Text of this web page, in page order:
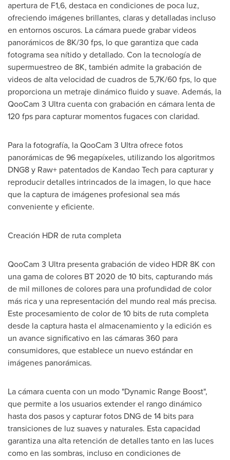
apertura de F1,6, destaca en condiciones de poca luz,
ofreciendo imágenes brillantes, claras y detalladas incluso
en entornos oscuros. La cámara puede grabar videos
panorámicos de 8K/30 fps, lo que garantiza que cada
fotograma sea nítido y detallado. Con la tecnología de
supermuestreo de 8K, también admite la grabación de
videos de alta velocidad de cuadros de 5,7K/60 fps, lo que
proporciona un metraje dinámico fluido y suave. Además, la
QooCam 3 Ultra cuenta con grabación en cámara lenta de
120 fps para capturar momentos fugaces con claridad.
Para la fotografía, la QooCam 3 Ultra ofrece fotos
panorámicas de 96 megapíxeles, utilizando los algoritmos
DNG8 y Raw+ patentados de Kandao Tech para capturar y
reproducir detalles intrincados de la imagen, lo que hace
que la captura de imágenes profesional sea más
conveniente y eficiente.
Creación HDR de ruta completa
QooCam 3 Ultra presenta grabación de video HDR 8K con
una gama de colores BT 2020 de 10 bits, capturando más
de mil millones de colores para una profundidad de color
más rica y una representación del mundo real más precisa.
Este procesamiento de color de 10 bits de ruta completa
desde la captura hasta el almacenamiento y la edición es
un avance significativo en las cámaras 360 para
consumidores, que establece un nuevo estándar en
imágenes panorámicas.
La cámara cuenta con un modo "Dynamic Range Boost",
que permite a los usuarios extender el rango dinámico
hasta dos pasos y capturar fotos DNG de 14 bits para
transiciones de luz suaves y naturales. Esta capacidad
garantiza una alta retención de detalles tanto en las luces
como en las sombras, incluso en condiciones de